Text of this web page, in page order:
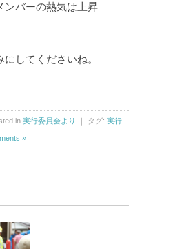
ンバーの熱気は上昇
してくださいね。
in 実行委員会より ｜ タグ: 実行
»